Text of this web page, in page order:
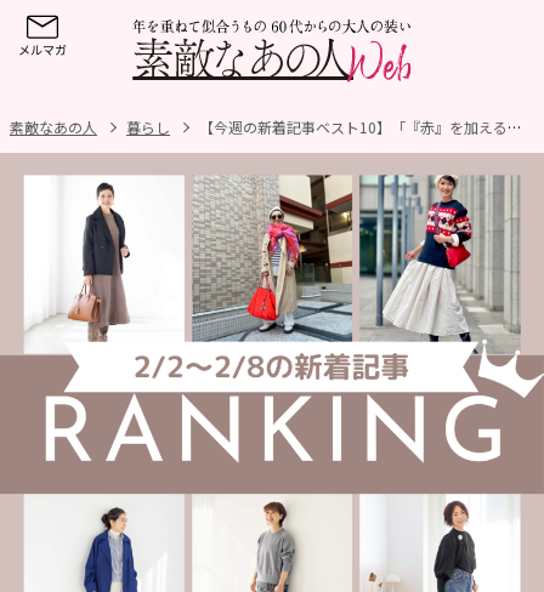
素敵なあの人 暮らし 【今週の新着記事ベスト10】「『赤』を加えることで気持ちが上がりポジティブに！60代こそコーデに『赤をちりばめたい大作戦！』」ほか、2/2～2/8に公開された記事の人気ランキングをご紹介！